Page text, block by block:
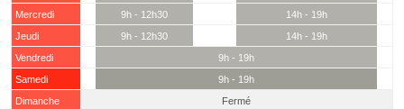
Mercredi
9h - 12h30
14h - 19h
Jeudi
9h - 12h30
14h - 19h
Vendredi
9h - 19h
Samedi
9h - 19h
Dimanche
Fermé